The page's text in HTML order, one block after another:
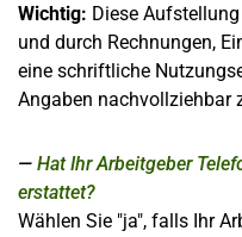
Wichtig: Diese
und durch Rechnungen,
eine schriftliche
Angaben nachvollziehbar
Hat Ihr Arbeitgeber
erstattet?
Wählen Sie "ja", falls Ihr